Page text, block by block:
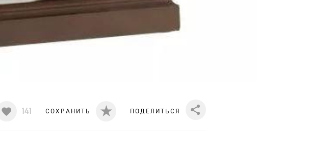
Share
ПОДЕЛИТЬСЯ
СОХРАНИТЬ
141